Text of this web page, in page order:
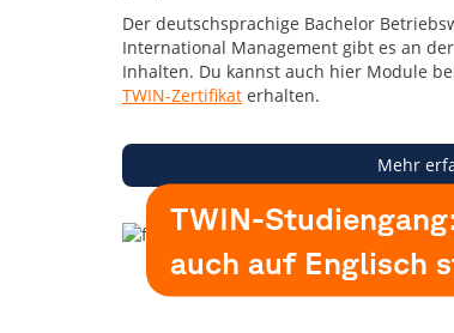
Suche
nach
dem
perfekten
Der deutschsprachige Bachelor
International Management gibt es an
Inhalten. Du kannst auch hier Module
TWIN-Zertifikat erhalten.
Mehr
TWIN-
auch auf Englisch